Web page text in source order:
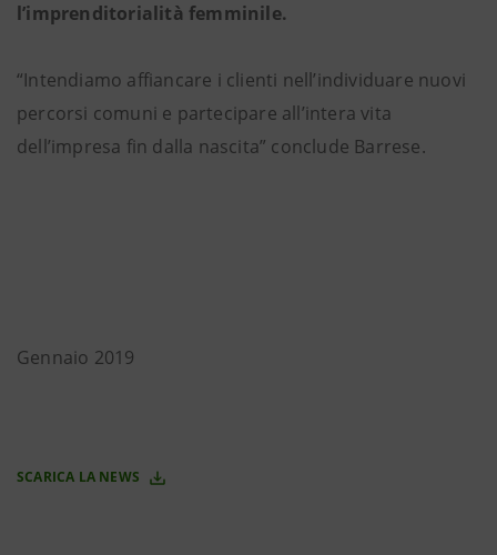
l’imprenditorialità femminile.
“Intendiamo affiancare i clienti nell’individuare nuovi
percorsi comuni e partecipare all’intera vita
dell’impresa fin dalla nascita” conclude Barrese.
Gennaio 2019
SCARICA LA NEWS